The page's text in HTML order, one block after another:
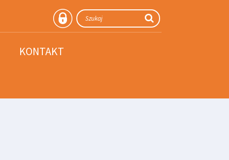
KONTAKT